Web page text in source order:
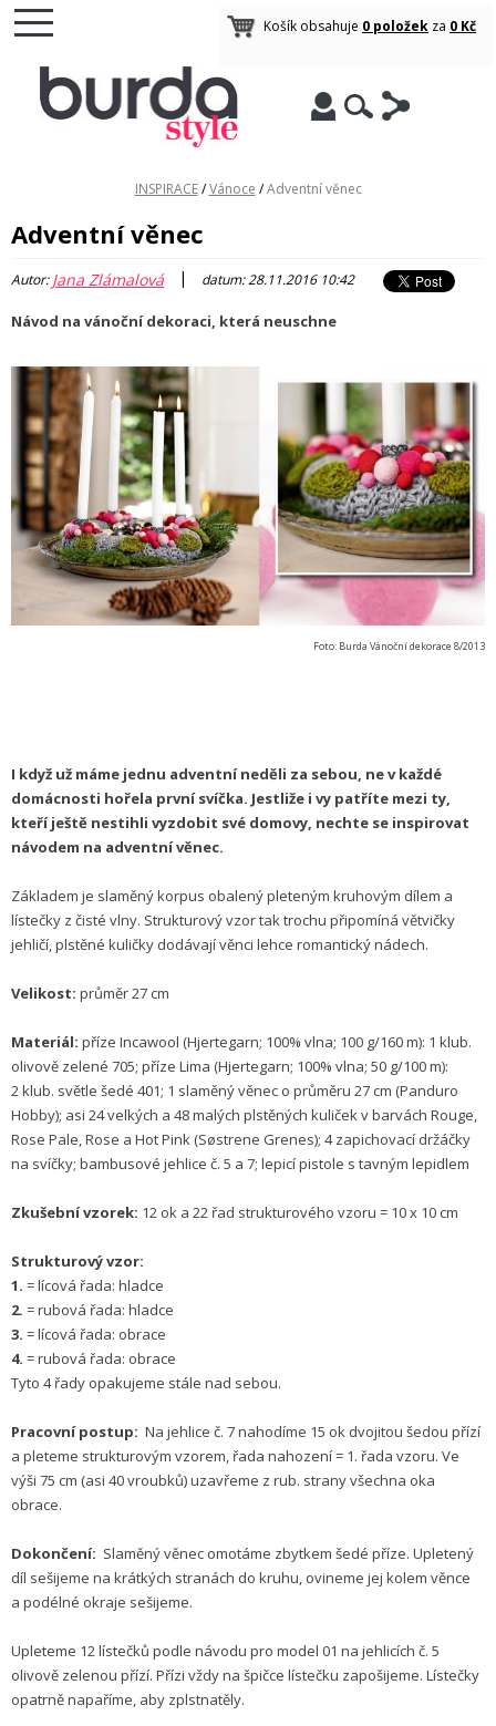
Košík obsahuje 0 položek za 0 Kč
INSPIRACE / Vánoce / Adventní věnec
Adventní věnec
Autor:Jana Zlámalová | datum: 28.11.2016 10:42
Návod na vánoční dekoraci, která neuschne
Foto: Burda Vánoční dekorace 8/2013
I když už máme jednu adventní neděli za sebou, ne v každé
domácnosti hořela první svíčka. Jestliže i vy patříte mezi ty,
kteří ještě nestihli vyzdobit své domovy, nechte se inspirovat
návodem na adventní věnec.
Základem je slaměný korpus obalený pleteným kruhovým dílem a
lístečky z čisté vlny. Strukturový vzor tak trochu připomíná větvičky
jehličí, plstěné kuličky dodávají věnci lehce romantický nádech.
Velikost: průměr 27 cm
Materiál: příze Incawool (Hjerte­garn; 100% vlna; 100 g/160 m): 1 klub.
olivově zelené 705; příze Lima (Hjerte­garn; 100% vlna; 50 g/100 m):
2 klub. světle šedé 401; 1 slaměný věnec o průměru 27 cm (Panduro
Hobby); asi 24 velkých a 48 malých plstěných kuliček v barvách Rouge,
Rose Pale, Rose a Hot Pink (Søstrene Grenes); 4 zapichovací držáčky
na svíčky; bambusové jehlice č. 5 a 7; lepicí pistole s tavným lepidlem
Zkušební vzorek: 12 ok a 22 řad strukturového vzoru = 10 x 10 cm
Strukturový vzor:
1. = lícová řada: hladce
2. = rubová řada: hladce
3. = lícová řada: obrace
4. = rubová řada: obrace
Tyto 4 řady opakujeme stále nad sebou.
Pracovní postup: Na jehlice č. 7 nahodíme 15 ok dvojitou šedou přízí
a pleteme strukturovým vzorem, řada nahození = 1. řada vzoru. Ve
výši 75 cm (asi 40 vroubků) uzavřeme z rub. strany všechna oka
obrace.
Dokončení: Slaměný věnec omotáme zbytkem šedé příze. Upletený
díl sešijeme na krátkých stranách do kruhu, ovineme jej kolem věnce
a podélné okraje sešijeme.
Upleteme 12 lístečků podle návodu pro model 01 na jehlicích č. 5
olivově zelenou přízí. Přízi vždy na špičce lístečku zapošijeme. Lístečky
opatrně napaříme, aby zplstnatěly.